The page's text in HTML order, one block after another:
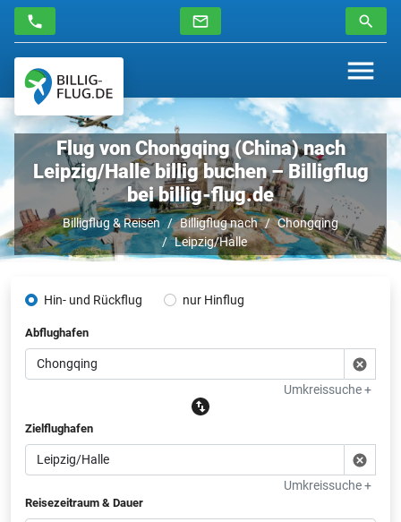
Flug von Chongqing (China) nach
Leipzig/Halle billig buchen – Billigflug
bei billig-flug.de
Billigflug & Reisen Billigflug nach
Chongqing
Leipzig/Halle
Hin- und Rückflug nur Hinflug
Abflughafen
Umkreissuche +
Zielflughafen
Umkreissuche +
Reisezeitraum & Dauer